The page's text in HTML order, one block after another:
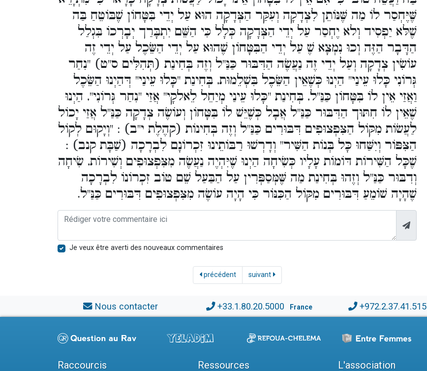
שֶּׁיֶּחְסַר לוֹ מַה שֶּׁנּוֹתֵן לִצְדָקָה וְעִקַּר הַצְּדָקָה הוּא עַל יְדֵי בִּטָּחוֹן שֶׁבּוֹטֵחַ בַּה
שֶׁלּא יַפְסִיד וְלא יֶחְסַר עַל יְדֵי הַצְּדָקָה כְּלָל כִּי הַשֵּׁם יִתְבָּרַך יְבָרְכוֹ בִּגְלַל
הַדָּבָר הַזֶּה וְכוּ נִמְצָא שֶׁ עַל יְדֵי הַבִּטָּחוֹן שֶׁהוּא עַל יְדֵי הַשֵּׂכֶל עַל יְדֵי זֶה
עוֹשִׂין צְדָקָה וְעַל יְדֵי זֶה נַעֲשֶׂה הַדִּבּוּר כַּנַּ"ל וְזֶה בְּחִינַת (תְּהִלִּים ס"ט) "נִחַר
גְּרוֹנִי כָּלוּ עֵינַי" הַיְנוּ כְּשֶׁאֵין הַשֵּׂכֶל בִּשְׁלֵמוּת, בְּחִינַת "כָּלוּ עֵינַי" דְּהַיְנוּ הַשֵּׂכֶל
וַאֲזַי אֵין לוֹ בִּטָּחוֹן כַּנַּ"ל, בְּחִינַת "כָּלוּ עֵינַי מְיַחֵל לֵאלקָי" אֲזַי "נִחַר גְּרוֹנִי", הַיְנוּ
שֶׁאֵין לוֹ חִתּוּך הַדִּבּוּר כַּנַּ"ל אֲבָל כְּשֶׁיֵּשׁ לוֹ בִּטָּחוֹן וְעוֹשֶׂה צְדָקָה כַּנַּ"ל אֲזַי יָכוֹל
לַעֲשׂוֹת מִקּוֹל הַצִּפְצוּפִים דִּבּוּרִים כַּנַּ"ל וְזֶה בְּחִינוֹת (קהֶלֶת י"ב) : "וְיָקוּם לְקוֹל
הַצִּפּוֹר וְיִשַּׁחוּ כָּל בְּנוֹת הַשִּׁיר" וְדָרְשׁוּ רַבּוֹתֵינוּ זִכְרוֹנָם לִבְרָכָה (שַׁבָּת קנב) :
שֶׁכָּל הַשִּׁירוֹת דּוֹמוֹת עָלָיו כְּשִׂיחָה הַיְנוּ שֶׁיִּהְיֶה נַעֲשֶׂה מִצִּפְצוּפִים וְשִׁירוֹת, שִׂיחָה
וְדִבּוּר כַּנַּ"ל וְזֶהוּ בְּחִינַת מַה שֶּׁמְּסַפְּרִין עַל הַבַּעַל שֵׁם טוֹב זִכְרוֹנוֹ לִבְרָכָה
שֶׁהָיָה שׁוֹמֵעַ דִּבּוּרִים מִקּוֹל הַכִּנּוֹר כִּי הָיָה עוֹשֶׂה מִצִּפְצוּפִים דִּבּוּרִים כַּנַּ"ל.
Je veux être averti des nouveaux commentaires
précédent suivant
Nous contacter +33.1.80.20.5000 France +972.2.37.41.515
Raccourcis Ressources L'association